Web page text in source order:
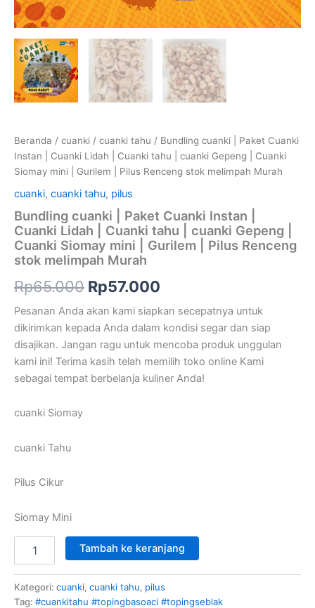
Beranda / cuanki / cuanki tahu / Bundling cuanki | Paket Cuanki
Instan | Cuanki Lidah | Cuanki tahu | cuanki Gepeng | Cuanki
Siomay mini | Gurilem | Pilus Renceng stok melimpah Murah
cuanki, cuanki tahu, pilus
Bundling cuanki | Paket Cuanki Instan |
Cuanki Lidah | Cuanki tahu | cuanki Gepeng |
Cuanki Siomay mini | Gurilem | Pilus Renceng
stok melimpah Murah
Rp65.000 Rp57.000
Pesanan Anda akan kami siapkan secepatnya untuk
dikirimkan kepada Anda dalam kondisi segar dan siap
disajikan. Jangan ragu untuk mencoba produk unggulan
kami ini! Terima kasih telah memilih toko online Kami
sebagai tempat berbelanja kuliner Anda!
cuanki Siomay
cuanki Tahu
Pilus Cikur
Siomay Mini
mini
|
Gurilem
|
Pilus
Renceng
stok
Tambah ke keranjang
Kategori: cuanki, cuanki tahu, pilus
Tag: #cuankitahu #topingbasoaci #topingseblak